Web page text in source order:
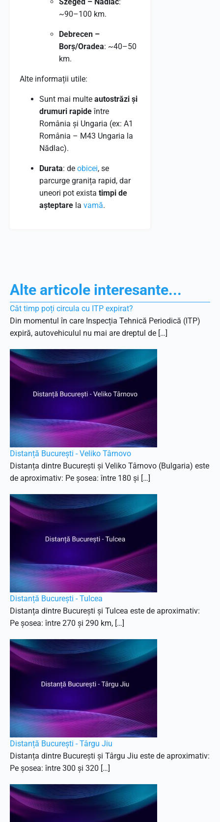
~90–100 km.
Debrecen –
Borș/Oradea: ~40–50
km.
Alte informații utile:
Sunt mai multe autostrăzi și
drumuri rapideîntre
România și Ungaria (ex: A1
România – M43 Ungaria la
Nădlac).
Durata: de obicei, se
parcurge granița rapid, dar
uneori pot exista timpi de
așteptare la vamă.
Alte articole interesante...
Cât timp poți circula cu ITP expirat?
Din momentul în care Inspecția Tehnică Periodică (ITP)
expiră, autovehiculul nu mai are dreptul de […]
Distanță București - Veliko Târnovo
Distanța dintre București și Veliko Târnovo (Bulgaria) este
de aproximativ: Pe șosea: între 180 și […]
Distanță București - Tulcea
Distanța dintre București și Tulcea este de aproximativ:
Pe șosea: între 270 și 290 km, […]
Distanță București - Târgu Jiu
Distanța dintre București și Târgu Jiu este de aproximativ:
Pe șosea: între 300 și 320 […]